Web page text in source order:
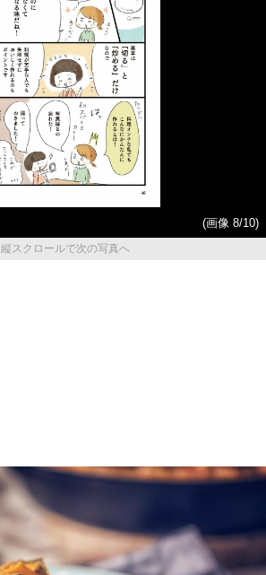
(画像 8/10)
縦スクロールで次の写真へ